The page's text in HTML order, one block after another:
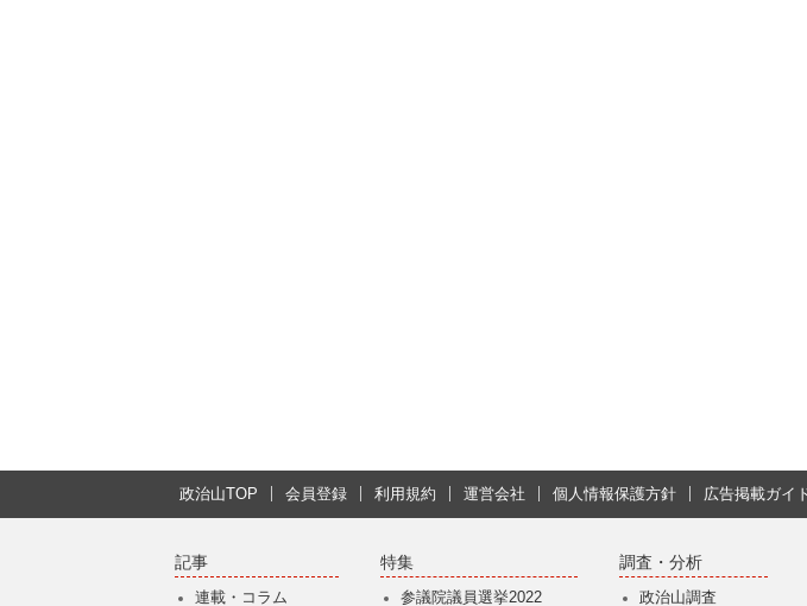
政治山TOP 会員登録 利用規約 運営会社 個人情報保護方針 広告掲載ガイ
記事
連載・コラム
特集
参議院議員選挙2022
調査・分析
政治山調査